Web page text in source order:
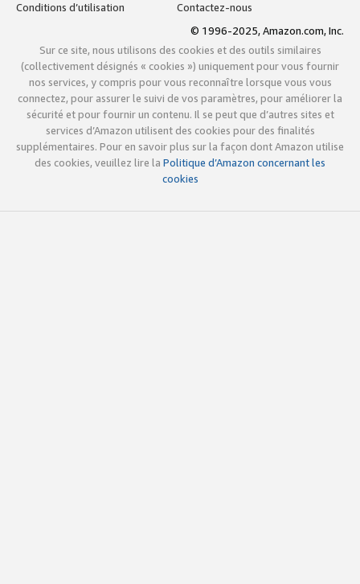
Conditions d’utilisation
Contactez-nous
© 1996-2025, Amazon.com, Inc.
Sur ce site, nous utilisons des cookies et des outils similaires
(collectivement désignés « cookies ») uniquement pour vous fournir
nos services, y compris pour vous reconnaître lorsque vous vous
connectez, pour assurer le suivi de vos paramètres, pour améliorer la
sécurité et pour fournir un contenu. Il se peut que d’autres sites et
services d’Amazon utilisent des cookies pour des finalités
supplémentaires. Pour en savoir plus sur la façon dont Amazon utilise
des cookies, veuillez lire la Politique d’Amazon concernant les
cookies